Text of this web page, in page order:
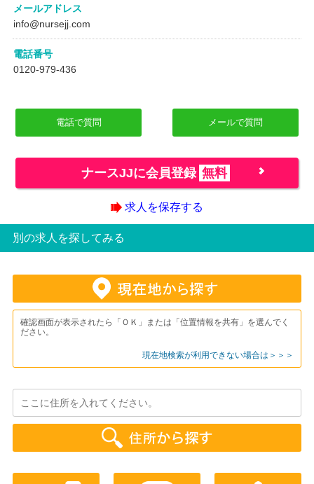
メールアドレス
info@nursejj.com
電話番号
0120-979-436
電話で質問 メールで質問
ナースJJに会員登録 無料
求人を保存する
別の求人を探してみる
確認画面が表示されたら「ＯＫ」または「位置情報を共有」を選んでく
ださい。
現在地検索が利用できない場合は＞＞＞